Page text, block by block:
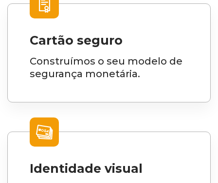
Cartão seguro
Construímos o seu modelo de
segurança monetária.
Identidade visual